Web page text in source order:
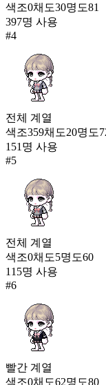
색조0채도30명도81
397명 사용
#4
전체 계열
색조359채도20명도
151 명 사용
#5
전체 계열
색조0채도5명도60
115명 사용
#6
빨간 계열
색조0채도62명도80